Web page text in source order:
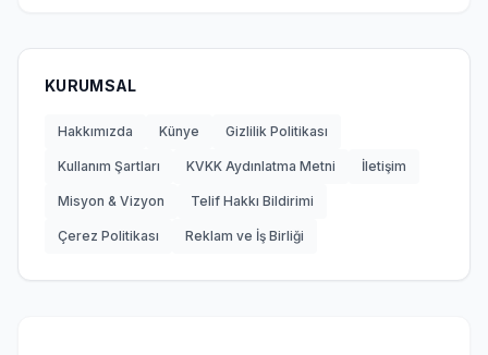
KURUMSAL
Hakkımızda Künye Gizlilik Politikası
Kullanım Şartları KVKK Aydınlatma Metni İletişim
Misyon & Vizyon Telif Hakkı Bildirimi
Çerez Politikası Reklam ve İş Birliği